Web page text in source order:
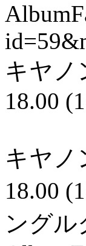
キヤノ
18.00
キヤノ
18.00
ングル